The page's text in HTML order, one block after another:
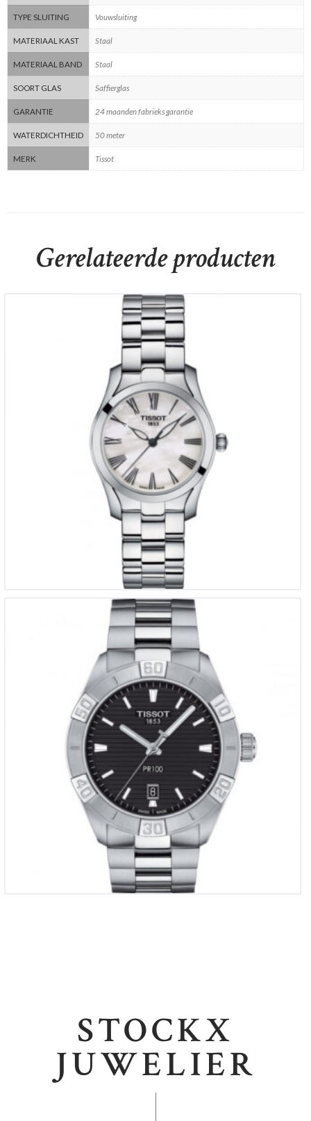
TYPE SLUITING Vouwsluiting
MATERIAAL KAST Staal
MATERIAAL BAND Staal
SOORT GLAS Saffierglas
GARANTIE 24 maanden fabrieks garantie
WATERDICHTHEID 50 meter
MERK Tissot
Gerelateerde producten
TISSOT T-WAVE
€395
Tissot PR100 sport gent
€395
STOCKX
JUWELIER